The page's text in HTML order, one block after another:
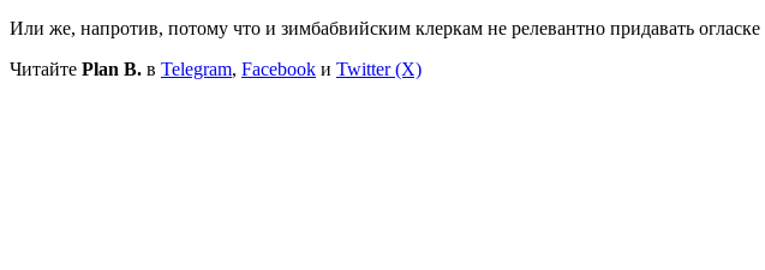
Или же, напротив, потому что и зимбабвийским клеркам не релевантно придавать
Читайте Plan B. в Telegram, Facebook и Twitter (X)